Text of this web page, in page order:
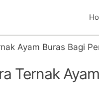
Ayam Buras Bagi
Ternak